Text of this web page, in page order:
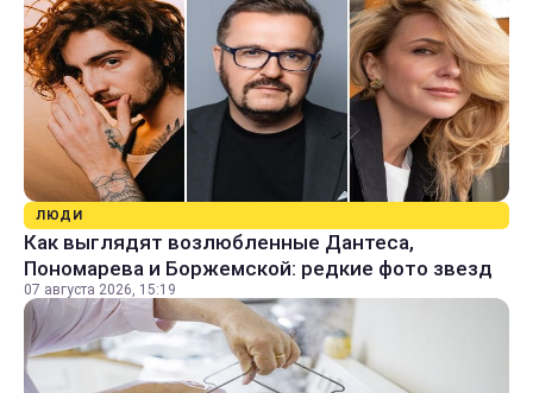
ЛЮДИ
Как выглядят возлюбленные Дантеса,
Пономарева и Боржемской: редкие фото звезд
07 августа 2026, 15:19